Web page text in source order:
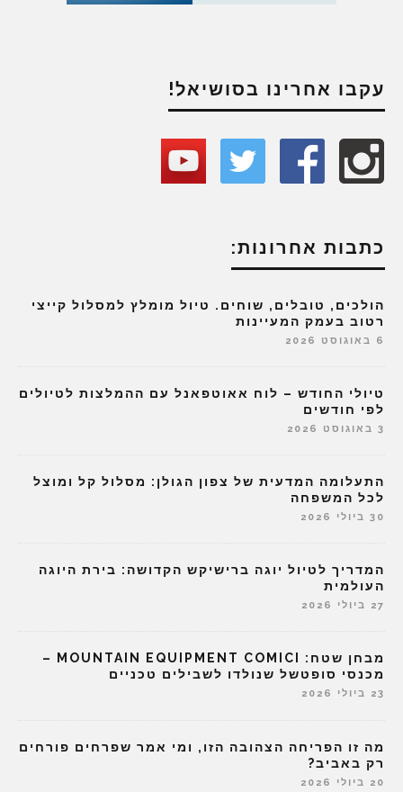
עקבו אחרינו בסושיאל!
כתבות אחרונות:
הולכים, טובלים, שוחים. טיול מומלץ למסלול קייצי
רטוב בעמק המעיינות
6 באוגוסט 2026
טיולי החודש – לוח אאוטפאנל עם ההמלצות לטיולים
לפי חודשים
3 באוגוסט 2026
התעלומה המדעית של צפון הגולן: מסלול קל ומוצל
לכל המשפחה
30 ביולי 2026
המדריך לטיול יוגה ברישיקש הקדושה: בירת היוגה
העולמית
27 ביולי 2026
מבחן שטח: MOUNTAIN EQUIPMENT COMICI –
מכנסי סופטשל שנולדו לשבילים טכניים
23 ביולי 2026
מה זו הפריחה הצהובה הזו, ומי אמר שפרחים פורחים
רק באביב?
20 ביולי 2026